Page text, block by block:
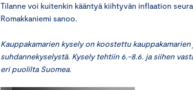
Tilanne voi kuitenkin kääntyä kiihtyvän inflaation
Romakkaniemi sanoo.
Kauppakamarien kysely on koostettu
suhdannekyselystä. Kysely tehtiin 6.-8.6. ja siihen
eri puolilta Suomea.